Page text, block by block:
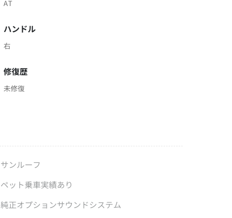
AT
ハンドル
右
修復歴
未修復
サンルーフ
ペット乗車実績あり
純正オプションサウンドシステム